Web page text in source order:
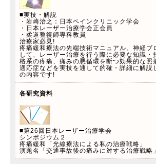
■実技・解説
・岩崎治之：日本ペインクリニック学会
・日本レーザー治療学会正会員
・柔道整復師専科教員
治療家必見!
疼痛緩和療法の先端技術マニュアル。神経ブ
して、レーザー治療を行う際に必要な知識・
格系の疼痛、痛みの悪循環を断つ効果的な照
適応症などを実技を通して的確・詳細に解説
の内容です!
各研究資料
■第26回日本レーザー治療学会
シンポジウム２
疼痛緩和「光線療法による私の治療戦略」
演題名「交通事故後の痛みに対する治療戦略」